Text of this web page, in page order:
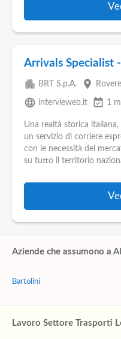
Arrivals Specialist
apartment BRT S.p.A. place
language intervieweb.it event_available 1
Una realtà storica
un servizio di corriere
con le necessità del
su tutto il territorio
Aziende che assumono a
Bartolini
Lavoro Settore Trasporti